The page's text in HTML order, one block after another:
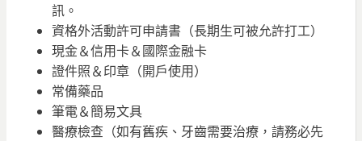
訊。
資格外活動許可申請書（長期生可被允許打工）
現金＆信用卡＆國際金融卡
證件照＆印章（開戶使用）
常備藥品
筆電＆簡易文具
醫療檢查（如有舊疾、牙齒需要治療，請務必先